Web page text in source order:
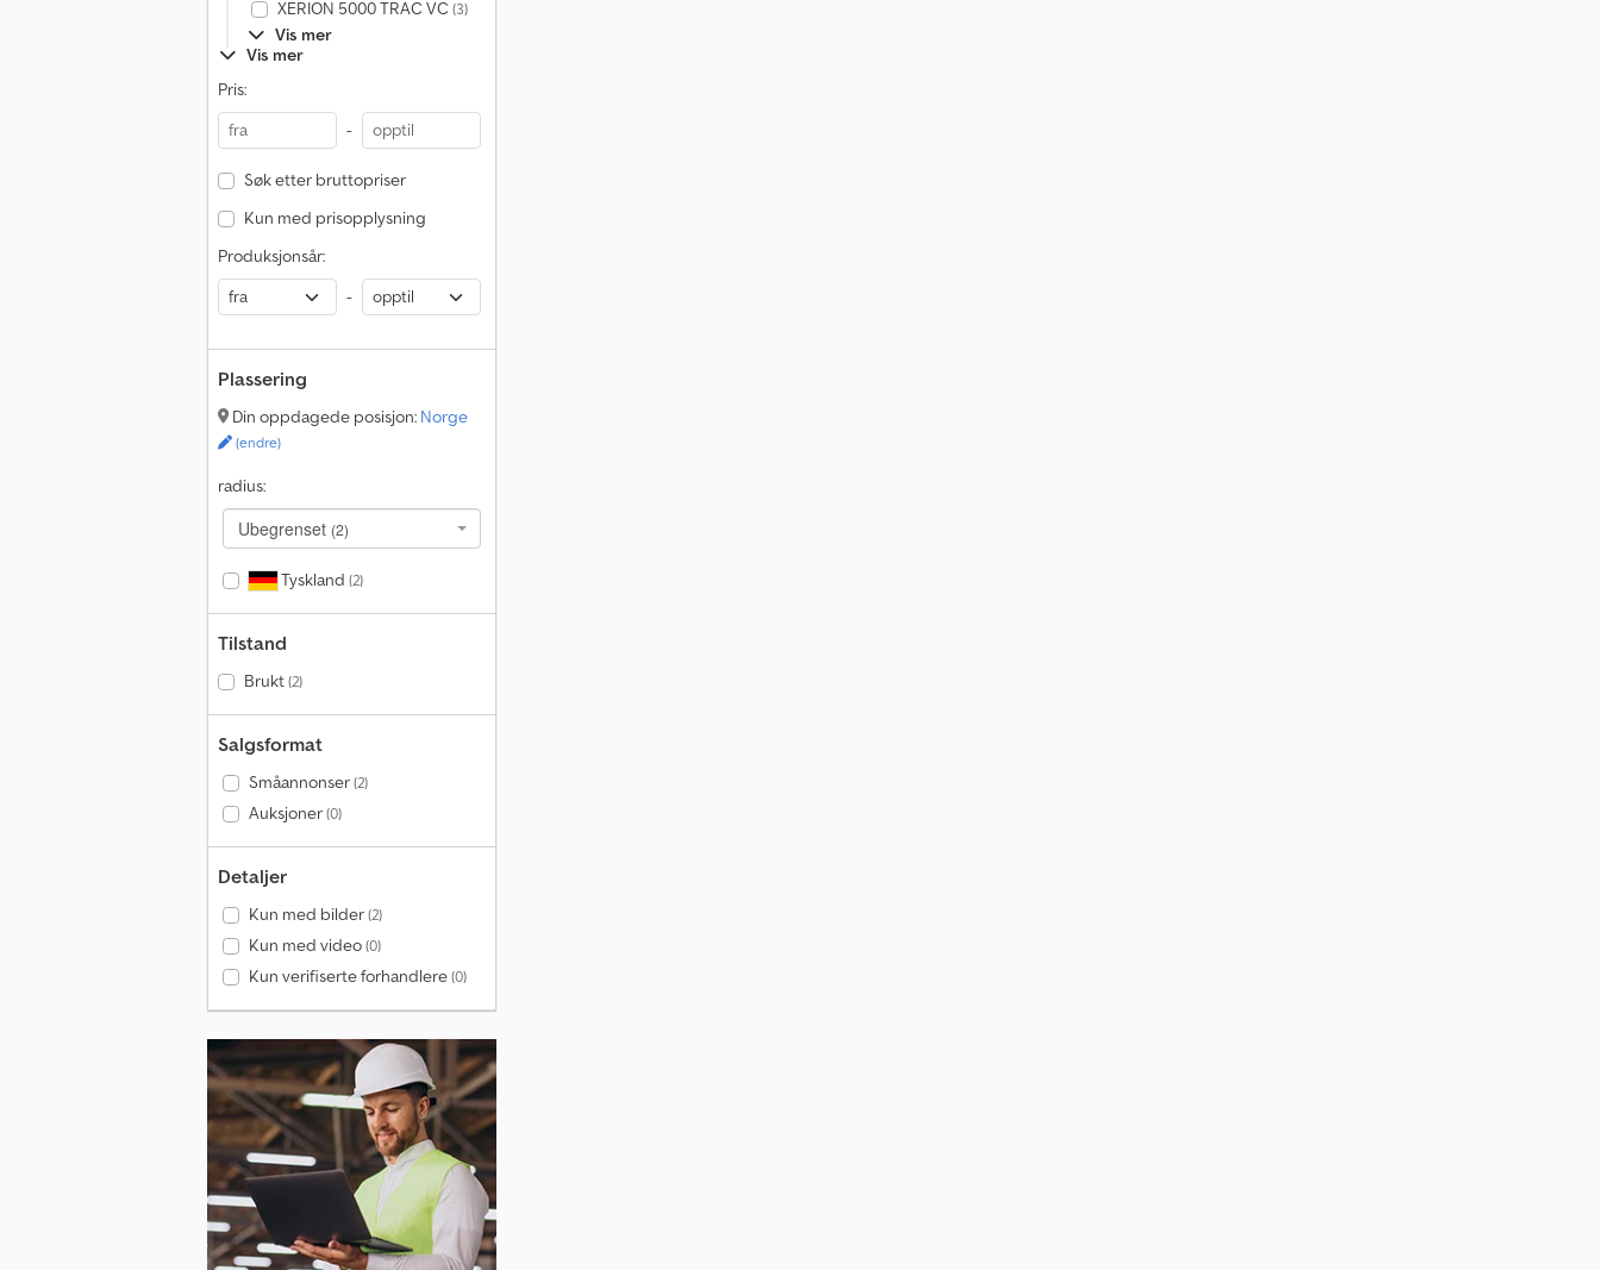
XERION 5000 TRAC VC (3)
Vis mer
Vis mer
Pris:
-
Søk etter bruttopriser
Kun med prisopplysning
Produksjonsår:
-
Plassering
Din oppdagede posisjon: Norge
(endre)
radius:
Ubegrenset (2)
Tyskland (2)
Tilstand
Brukt(2)
Salgsformat
Småannonser(2)
Auksjoner(0)
Detaljer
Kun med bilder(2)
Kun med video(0)
Kun verifiserte forhandlere(0)